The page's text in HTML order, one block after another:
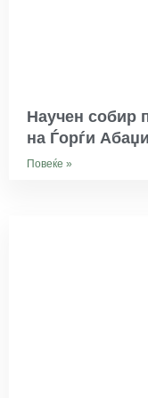
Научен собир
на Ѓорѓи
Повеќе »